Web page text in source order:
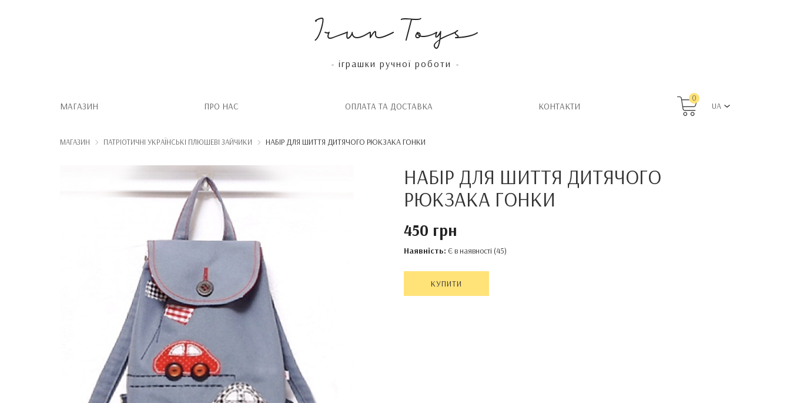
Irun Toys
- іграшки ручної роботи -
МАГАЗИН ПРО НАС OПЛАТА ТА ДОСТАВКА КОНТАКТИ
0
UA
МАГАЗИН ПАТРІОТИЧНІ УКРАЇНСЬКІ ПЛЮШЕВІ ЗАЙЧИКИ НАБІР ДЛЯ ШИТТЯ ДИТЯЧОГО РЮКЗАКА ГОНКИ
НАБІР ДЛЯ ШИТТЯ ДИТЯЧОГО
РЮКЗАКА ГОНКИ
450 грн
Наявність: Є в наявності (45)
КУПИТИ